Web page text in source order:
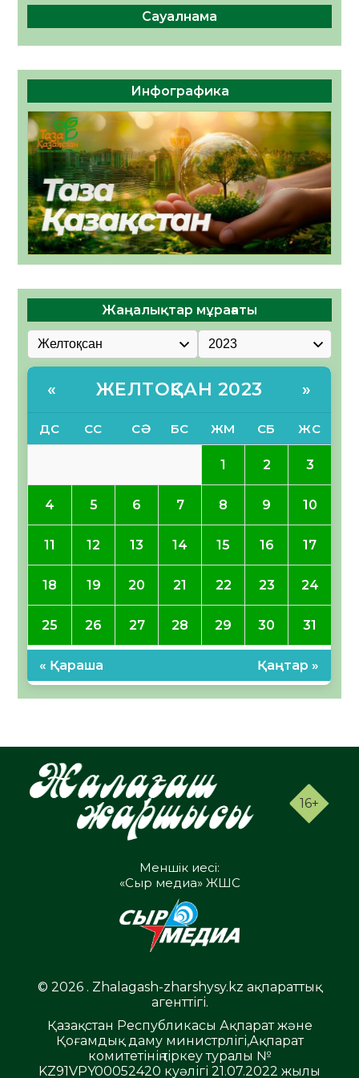
Сауалнама
Инфографика
Жаңалықтар мұрағаты
« ЖЕЛТОҚСАН 2023 »
ДС СС СӘ БС ЖМ СБ ЖС
1 2 3
4 5 6 7 8 9 10
11 12 13 14 15 16 17
18 19 20 21 22 23 24
25 26 27 28 29 30 31
« Қараша Қаңтар »
16+
Меншік иесі:
«Сыр медиа» ЖШС
© 2026 . Zhalagash-zharshysy.kz ақпараттық
агенттігі.
Қазақстан Республикасы Ақпарат және
Қоғамдық даму министрлігі,Ақпарат
комитетінің тіркеу туралы №
KZ91VPY00052420 куәлігі 21.07.2022 жылы